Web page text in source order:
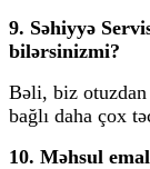
9. Səhiyyə
bilərsinizmi?
Bəli, biz
bağlı daha çox
10. Məhsul